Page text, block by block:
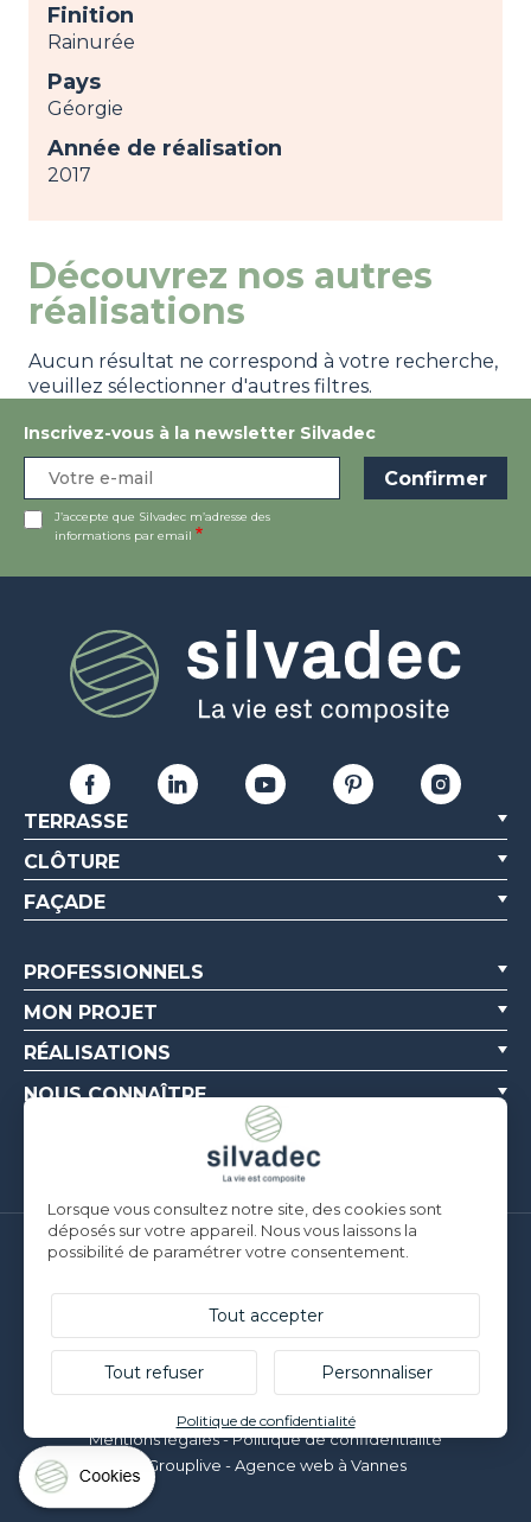
Finition
Rainurée
Pays
Géorgie
Année de réalisation
2017
Découvrez nos autres
réalisations
Aucun résultat ne correspond à votre recherche,
veuillez sélectionner d'autres filtres.
Inscrivez-vous à la newsletter Silvadec
J’accepte que Silvadec m’adresse des
informations par email
TERRASSE
CLÔTURE
FAÇADE
PROFESSIONNELS
MON PROJET
RÉALISATIONS
NOUS CONNAÎTRE
Silvadec France
F-56190 ARZAL |T. +33 (0)2 97 450 900
Silvadec Deutschland
Ludwig-Erhard-Straße 3
© Silvadec - Tous droits réservés - Photos non contractuelles
Mentions légales-Politique de confidentialité
Grouplive - Agence web à Vannes
Lorsque vous consultez notre site, des cookies sont
déposés sur votre appareil. Nous vous laissons la
possibilité de paramétrer votre consentement.
Tout accepter
Tout refuser Personnaliser
Politique de confidentialité